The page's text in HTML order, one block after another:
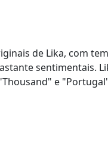
de Lika, com
sentimentais.
e